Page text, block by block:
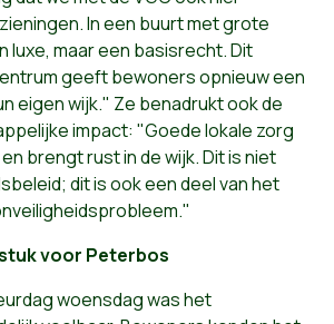
In een buurt met grote
luxe, maar een basisrecht. Dit
geeft bewoners opnieuw een
eigen wijk." Ze benadrukt ook de
impact: "Goede lokale zorg
brengt rust in de wijk. Dit is niet
dit is ook een deel van het
voor Peterbos
woensdag was het